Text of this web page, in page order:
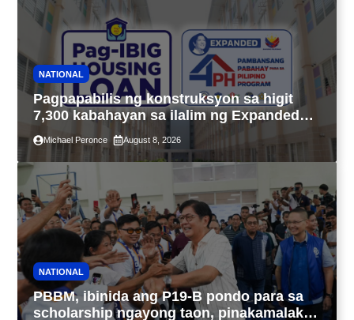
NATIONAL
Pagpapabilis ng konstruksyon sa higit
7,300 kabahayan sa ilalim ng Expanded
4PH, posible na sa pagtutulungan ng Pag-
IBIG at P.A. Alvarez
Michael Peronce August 8, 2026
NATIONAL
PBBM, ibinida ang P19-B pondo para sa
scholarship ngayong taon, pinakamalaki